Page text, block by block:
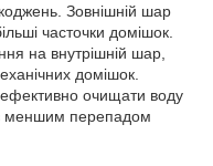
Зовнішній шар
часточки домішок.
на внутрішній шар,
домішок.
ефективно очищати воду
меншим перепадом